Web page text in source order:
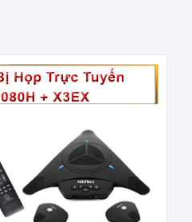
độ
hình (Khi lắp lên trần)
nhớ được 9 vị trí trong
dàng bằng remote, các
dẫn sử dụng chi tiết